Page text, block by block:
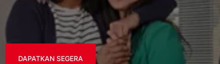
DAPATKAN SEGERA